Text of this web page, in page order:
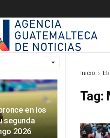
en los
segunda
2026
Inicio
Tag: